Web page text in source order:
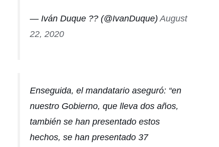
— Iván Duque ?? (@IvanDuque)August
22, 2020
Enseguida, el mandatario aseguró: “en
nuestro Gobierno, que lleva dos años,
también se han presentado estos
hechos, se han presentado 37